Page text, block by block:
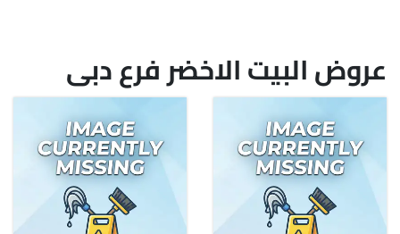
عروض البيت الاخضر فرع دبى